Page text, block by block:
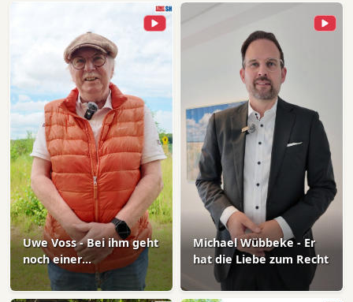
Uwe Voss - Bei ihm geht
noch einer...
Michael Wübbeke - Er
hat die Liebe zum Recht